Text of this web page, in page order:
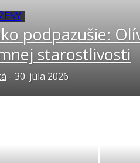
podpazušie:
starostlivosti
-30. júla 2026